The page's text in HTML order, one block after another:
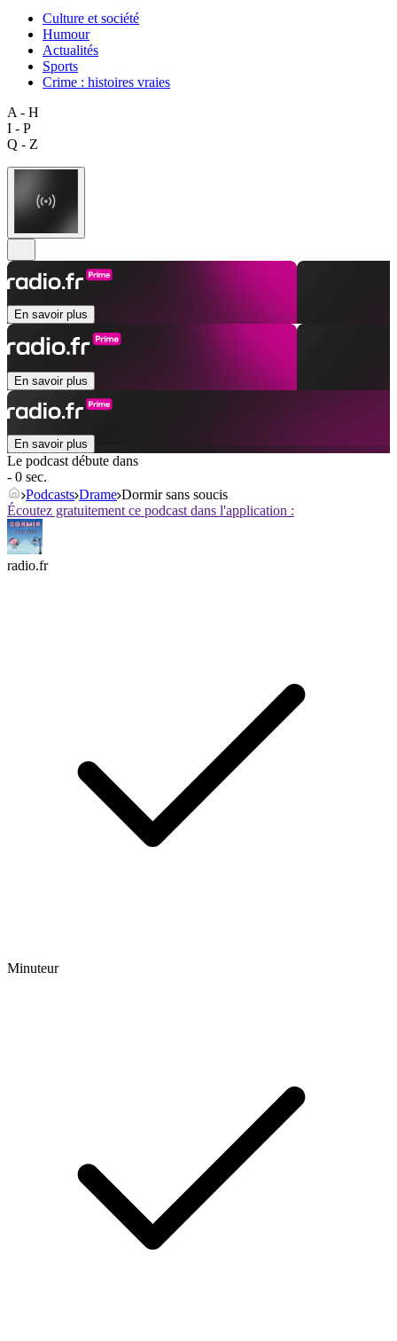
Culture et société
Humour
Actualités
Sports
Crime : histoires vraies
A - H
I - P
Q - Z
En savoir plus
En savoir plus
En savoir plus
Le podcast débute dans
- 0 sec.
Podcasts Drame Dormir sans soucis
Écoutez gratuitement ce podcast dans l'application :
radio.fr
Minuteur